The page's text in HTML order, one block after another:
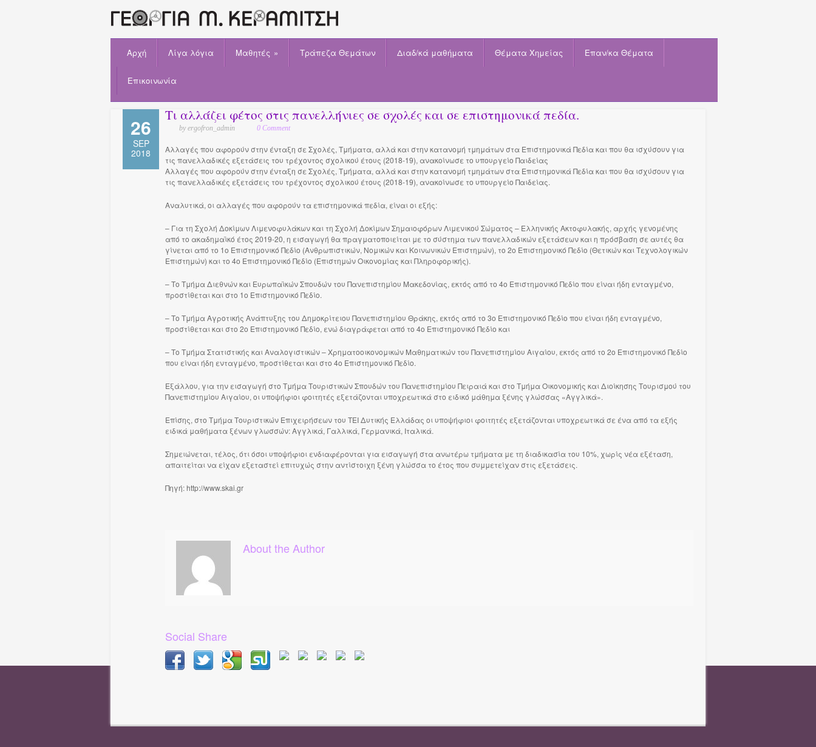
Αρχή Λίγα λόγια Μαθητές » Τράπεζα Θεμάτων Διαδ/κά μαθήματα Θέματα Χημείας Eπαν/κα Θέματα
Επικοινωνία
26
SEP
2018
Τι αλλάζει φέτος στις πανελλήνιες σε σχολές και σε επιστημονικά πεδία.
by ergofron_admin 0 Comment
Αλλαγές που αφορούν στην ένταξη σε Σχολές, Τμήματα, αλλά και στην κατανομή τμημάτων στα Επιστημονικά Πεδία και που θα ισχύσουν για
τις πανελλαδικές εξετάσεις του τρέχοντος σχολικού έτους (2018-19), ανακοίνωσε το υπουργείο Παιδείας
Αλλαγές που αφορούν στην ένταξη σε Σχολές, Τμήματα, αλλά και στην κατανομή τμημάτων στα Επιστημονικά Πεδία και που θα ισχύσουν για
τις πανελλαδικές εξετάσεις του τρέχοντος σχολικού έτους (2018-19), ανακοίνωσε το υπουργείο Παιδείας.
Αναλυτικά, οι αλλαγές που αφορούν τα επιστημονικά πεδία, είναι οι εξής:
– Για τη Σχολή Δοκίμων Λιμενοφυλάκων και τη Σχολή Δοκίμων Σημαιοφόρων Λιμενικού Σώματος – Ελληνικής Ακτοφυλακής, αρχής γενομένης
από το ακαδημαϊκό έτος 2019-20, η εισαγωγή θα πραγματοποιείται με το σύστημα των πανελλαδικών εξετάσεων και η πρόσβαση σε αυτές θα
γίνεται από το 1ο Επιστημονικό Πεδίο (Ανθρωπιστικών, Νομικών και Κοινωνικών Επιστημών), το 2ο Επιστημονικό Πεδίο (Θετικών και Τεχνολογικών
Επιστημών) και το 4ο Επιστημονικό Πεδίο (Επιστημών Οικονομίας και Πληροφορικής).
– Το Τμήμα Διεθνών και Ευρωπαϊκών Σπουδών του Πανεπιστημίου Μακεδονίας, εκτός από το 4ο Επιστημονικό Πεδίο που είναι ήδη ενταγμένο,
προστίθεται και στο 1ο Επιστημονικό Πεδίο.
– Το Τμήμα Αγροτικής Ανάπτυξης του Δημοκρίτειου Πανεπιστημίου Θράκης, εκτός από το 3ο Επιστημονικό Πεδίο που είναι ήδη ενταγμένο,
προστίθεται και στο 2ο Επιστημονικό Πεδίο, ενώ διαγράφεται από το 4ο Επιστημονικό Πεδίο και
– Το Τμήμα Στατιστικής και Αναλογιστικών – Χρηματοοικονομικών Μαθηματικών του Πανεπιστημίου Αιγαίου, εκτός από το 2ο Επιστημονικό Πεδίο
που είναι ήδη ενταγμένο, προστίθεται και στο 4ο Επιστημονικό Πεδίο.
Εξάλλου, για την εισαγωγή στο Τμήμα Τουριστικών Σπουδών του Πανεπιστημίου Πειραιά και στο Τμήμα Οικονομικής και Διοίκησης Τουρισμού του
Πανεπιστημίου Αιγαίου, οι υποψήφιοι φοιτητές εξετάζονται υποχρεωτικά στο ειδικό μάθημα ξένης γλώσσας «Αγγλικά».
Επίσης, στο Τμήμα Τουριστικών Επιχειρήσεων του ΤΕΙ Δυτικής Ελλάδας οι υποψήφιοι φοιτητές εξετάζονται υποχρεωτικά σε ένα από τα εξής
ειδικά μαθήματα ξένων γλωσσών: Αγγλικά, Γαλλικά, Γερμανικά, Ιταλικά.
Σημειώνεται, τέλος, ότι όσοι υποψήφιοι ενδιαφέρονται για εισαγωγή στα ανωτέρω τμήματα με τη διαδικασία του 10%, χωρίς νέα εξέταση,
απαιτείται να είχαν εξεταστεί επιτυχώς στην αντίστοιχη ξένη γλώσσα το έτος που συμμετείχαν στις εξετάσεις.
Πηγή: http://www.skai.gr
About the Author
Social Share